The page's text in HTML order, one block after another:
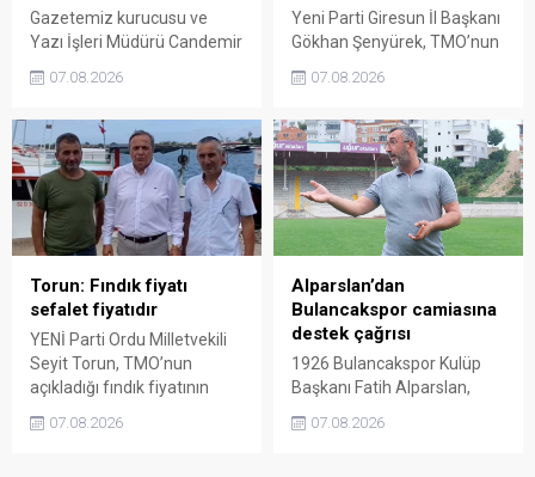
Gazetemiz kurucusu ve
Yazı İşleri Müdürü Candemir
tartışmalarını köşesine
300 liraya ulaştığı bir
dönemde Ankara’ya 240
liralık fiyat teklifi
götürüldüğü iddiasını
gündeme getiren Sarı,
Giresun milletvekillerini açık
ve net bir cevap vermeye
çağırdı.
07.08.2026
Yeni Parti Giresun İl Başkanı
Gökhan Şenyürek, TMO’nun
açıkladığı 255 liralık fiyatı
nitelendirdi. Artışın yıllık
enflasyonun altında kaldığını
belirten Şenyürek, kararın
üreticiyi değil tekelleri
koruduğunu savundu.
07.08.2026
Torun: Fındık fiyatı
sefalet fiyatıdır
YENİ Parti Ordu Milletvekili
Seyit Torun, TMO’nun
açıkladığı fındık fiyatının
karşılamadığını söyledi.
07.08.2026
Alparslan’dan
Bulancakspor camiasına
destek çağrısı
1926 Bulancakspor Kulüp
Başkanı Fatih Alparslan,
tesisleşmeden kurumsal
07.08.2026